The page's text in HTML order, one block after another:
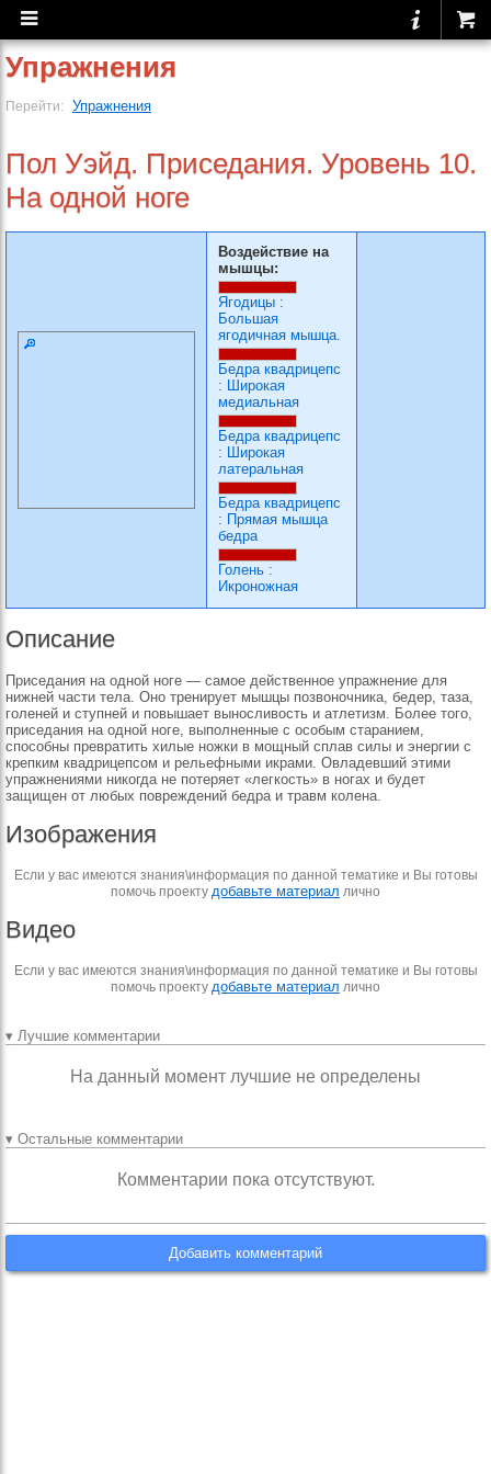
Упражнения
Перейти: Упражнения
Пол Уэйд. Приседания. Уровень 10.
На одной ноге
Воздействие на
мышцы:
Ягодицы :
Большая
ягодичная мышца.
Бедра квадрицепс
: Широкая
медиальная
Бедра квадрицепс
: Широкая
латеральная
Бедра квадрицепс
: Прямая мышца
бедра
Голень :
Икроножная
Описание
Приседания на одной ноге — самое действенное упражнение для
нижней части тела. Оно тренирует мышцы позвоночника, бедер, таза,
голеней и ступней и повышает выносливость и атлетизм. Более того,
приседания на одной ноге, выполненные с особым старанием,
способны превратить хилые ножки в мощный сплав силы и энергии с
крепким квадрицепсом и рельефными икрами. Овладевший этими
упражнениями никогда не потеряет «легкость» в ногах и будет
защищен от любых повреждений бедра и травм колена.
Изображения
Если у вас имеются знания\информация по данной тематике и Вы готовы
помочь проекту добавьте материал лично
Видео
Если у вас имеются знания\информация по данной тематике и Вы готовы
помочь проекту добавьте материал лично
▾ Лучшие комментарии
На данный момент лучшие не определены
▾ Остальные комментарии
Комментарии пока отсутствуют.
Добавить комментарий